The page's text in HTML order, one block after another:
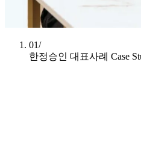
01/
한정승인 대표사례 Case